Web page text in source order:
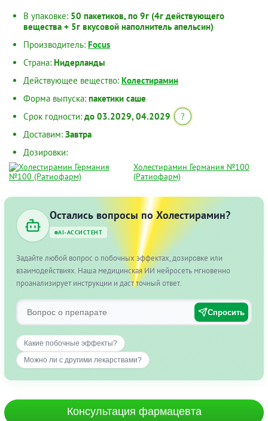
В упаковке: 50 пакетиков, по 9г (4г действующего
вещества + 5г вкусовой наполнитель апельсин)
Производитель: Focus
Страна: Нидерланды
Действующее вещество: Колестирамин
Форма выпуска: пакетики саше
Срок годности: до 03.2029, 04.2029
?
Доставим: Завтра
Дозировки:
Холестирамин Германия №100
(Ратиофарм)
Остались вопросы по Холестирамин?
AI-АССИСТЕНТ
Задайте любой вопрос о побочных эффектах, дозировке или
взаимодействиях. Наша медицинская ИИ нейросеть мгновенно
проанализирует инструкции и даст точный ответ.
Спросить
Какие побочные эффекты?
Можно ли с другими лекарствами?
Консультация фармацевта